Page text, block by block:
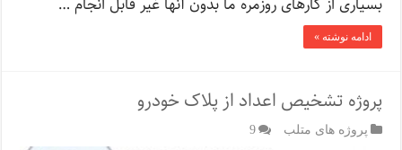
بسیاری از کارهای روزمره ما بدون آنها غیر قابل انجام …
ادامه نوشته »
پروژه تشخیص اعداد از پلاک خودرو
پروژه های متلب 9